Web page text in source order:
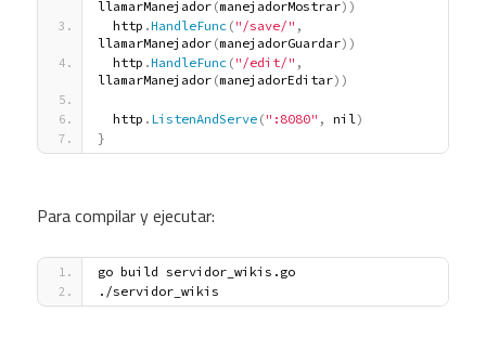
llamarManejador (manejadorMostrar) )
  http
.HandleFunc ( "/save/" ,
llamarManejador (manejadorGuardar) )
  http
.HandleFunc ( "/edit/" ,
llamarManejador (manejadorEditar) )
  http
. ListenAndServe ( ":8080" , nil)
}
Para compilar y ejecutar:
go build servidor_wikis.go
./servidor_wikis